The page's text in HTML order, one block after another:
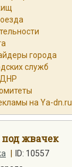
города
служб
ДНР
на Ya-dn.ru
жвачек
ID: 10557